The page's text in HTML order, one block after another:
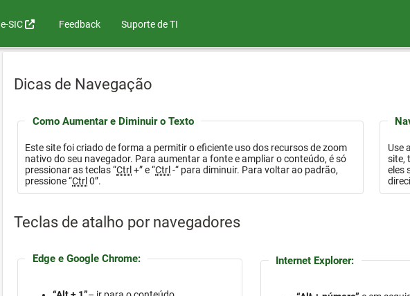
e-SIC Feedback Suporte de TI
Dicas de Navegação
Como Aumentar e Diminuir o Texto
Este site foi criado de forma a permitir o eficiente uso dos recursos de zoom
nativo do seu navegador. Para aumentar a fonte e ampliar o conteúdo, é só
pressionar as teclas “Ctrl +” e “Ctrl-“ para diminuir. Para voltar ao padrão,
pressione “Ctrl0”.
Use
site, tais como links,
eles são
Teclas de atalho por navegadores
Edge e Google Chrome: Internet Explorer: